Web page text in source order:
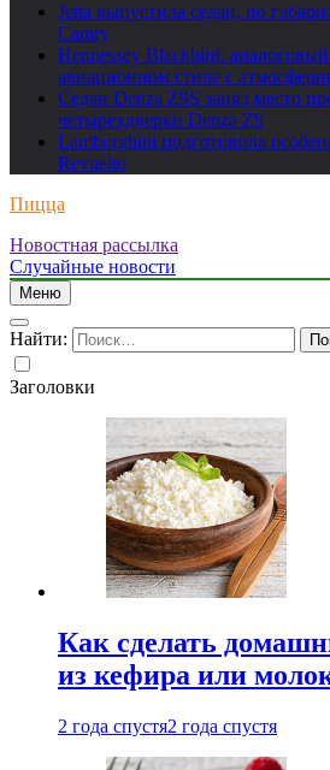
Jetta выпустила седан, по
Camry
Hennessey Blackbird:
авиационном стиле с
Седан Denza Z9S занял место
четырехдверки Denza Z9
Lamborghini подготовила
Revuelto
Пицца
Новостная рассылка
Случайные новости
Меню
Найти:
Заголовки
Как сделать
из кефира или
2 года спустя2 года спустя